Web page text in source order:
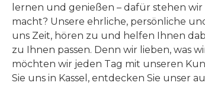
lernen und genießen – dafür stehen
macht? Unsere ehrliche, persönliche
uns Zeit, hören zu und helfen Ihnen
zu Ihnen passen. Denn wir lieben, was
möchten wir jeden Tag mit unseren
Sie uns in Kassel, entdecken Sie unser